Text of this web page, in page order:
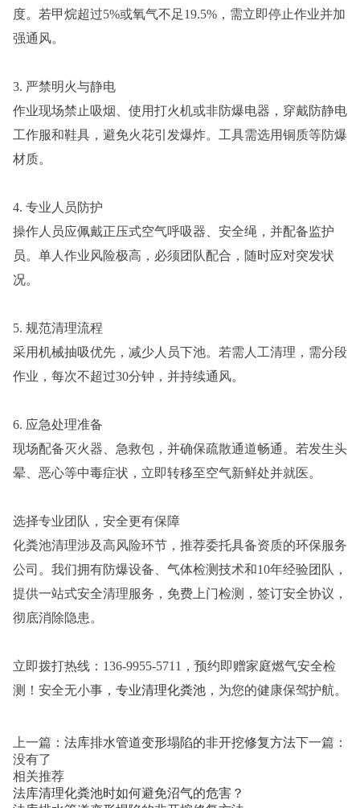
度。若甲烷超过5%或氧气不足19.5%，需立即停止作业并加
强通风。
3. 严禁明火与静电
作业现场禁止吸烟、使用打火机或非防爆电器，穿戴防静电
工作服和鞋具，避免火花引发爆炸。工具需选用铜质等防爆
材质。
4. 专业人员防护
操作人员应佩戴正压式空气呼吸器、安全绳，并配备监护
员。单人作业风险极高，必须团队配合，随时应对突发状
况。
5. 规范清理流程
采用机械抽吸优先，减少人员下池。若需人工清理，需分段
作业，每次不超过30分钟，并持续通风。
6. 应急处理准备
现场配备灭火器、急救包，并确保疏散通道畅通。若发生头
晕、恶心等中毒症状，立即转移至空气新鲜处并就医。
选择专业团队，安全更有保障
化粪池清理涉及高风险环节，推荐委托具备资质的环保服务
公司。我们拥有防爆设备、气体检测技术和10年经验团队，
提供一站式安全清理服务，免费上门检测，签订安全协议，
彻底消除隐患。
立即拨打热线：136-9955-5711，预约即赠家庭燃气安全检
测！安全无小事， 专业清理化粪池 ，为您的健康保驾护航。
上一篇： 法库排水管道变形塌陷的非开挖修复方法下一篇：
没有了
相关推荐
法库清理化粪池时如何避免沼气的危害？